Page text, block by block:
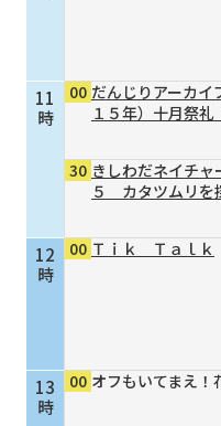
11
時
12
時
13
時
00 だんじりアーカイ
１５年）十月祭礼
30 きしわだネイチャ
５ カタツムリを
00 Ｔｉｋ Ｔａｌｋ
00 オフもいてまえ！